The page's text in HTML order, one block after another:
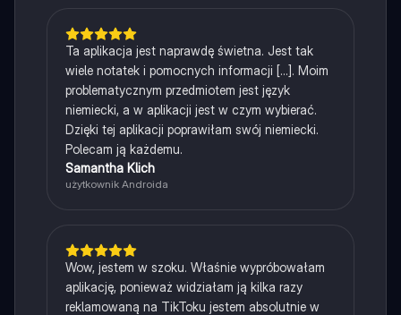
Ta aplikacja jest naprawdę świetna. Jest tak
wiele notatek i pomocnych informacji [...]. Moim
problematycznym przedmiotem jest język
niemiecki, a w aplikacji jest w czym wybierać.
Dzięki tej aplikacji poprawiłam swój niemiecki.
Polecam ją każdemu.
Samantha Klich
użytkownik Androida
Wow, jestem w szoku. Właśnie wypróbowałam
aplikację, ponieważ widziałam ją kilka razy
reklamowaną na TikToku jestem absolutnie w